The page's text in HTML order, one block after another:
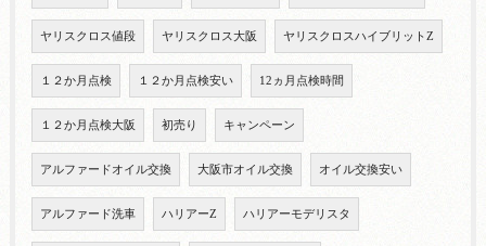
ヤリスクロス値段 ヤリスクロス大阪 ヤリスクロスハイブリットZ
１２か月点検 １２か月点検安い 12ヵ月点検時間
１２か月点検大阪 初売り キャンペーン
アルファードオイル交換 大阪市オイル交換 オイル交換安い
アルファード洗車 ハリアーZ ハリアーモデリスタ